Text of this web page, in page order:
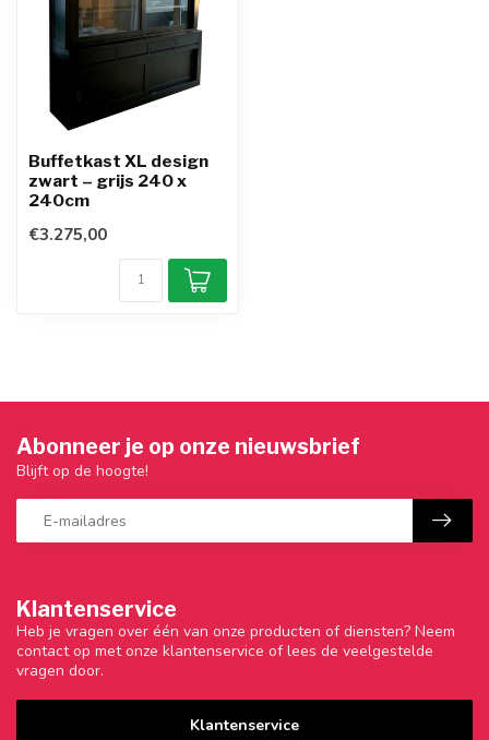
Buffetkast XL design
zwart – grijs 240 x
240cm
€3.275,00
Klantenservice
Heb je vragen over één van onze producten of diensten? Neem
contact op met onze klantenservice of lees de veelgestelde
vragen door.
Klantenservice
Abonneer je op onze nieuwsbrief
Blijft op de hoogte!